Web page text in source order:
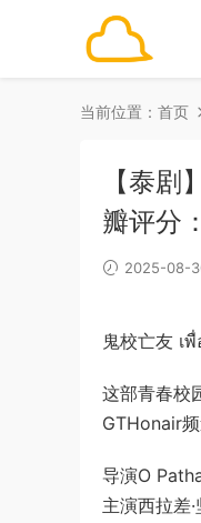
当前位置： 首页
【泰
瓣评分
2025-08-
鬼校亡友 เ
这部青春校
GTHonair频
导演O
主演西拉差